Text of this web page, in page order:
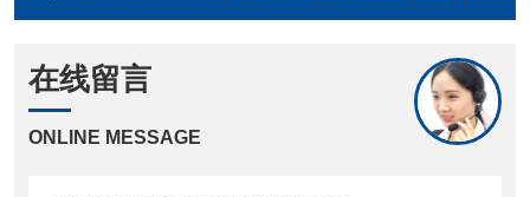
在线留言
ONLINE MESSAGE